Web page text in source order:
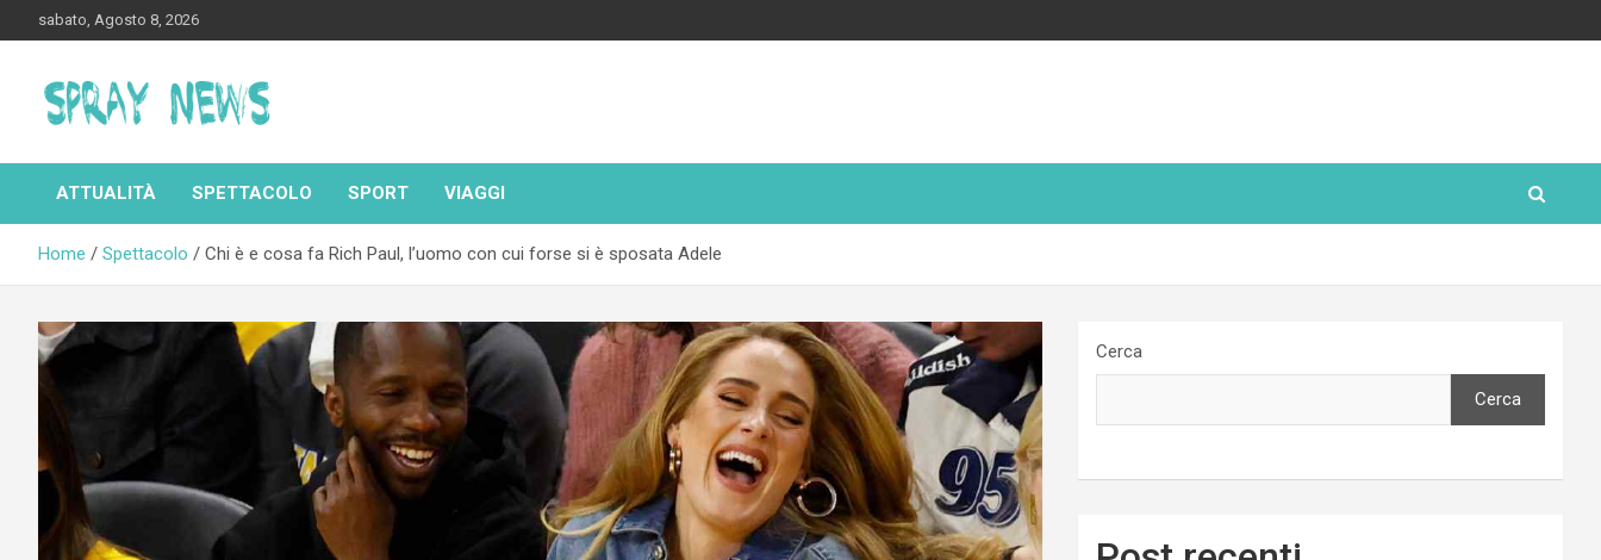
to
sabato, Agosto 8, 2026
Spraynews.it
ATTUALITÀ SPETTACOLO SPORT VIAGGI
Home Spettacolo Chi è e cosa fa Rich Paul, l’uomo con cui forse si è sposata Adele
Cerca
Cerca